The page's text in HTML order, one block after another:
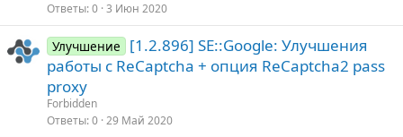
Ответы 0 3 Июн 2020
Улучшение
[1.2.896] SE::Google: Улучшения
работы с ReCaptcha + опция ReCaptcha2 pass
proxy
Forbidden
Ответы 0 29 Май 2020